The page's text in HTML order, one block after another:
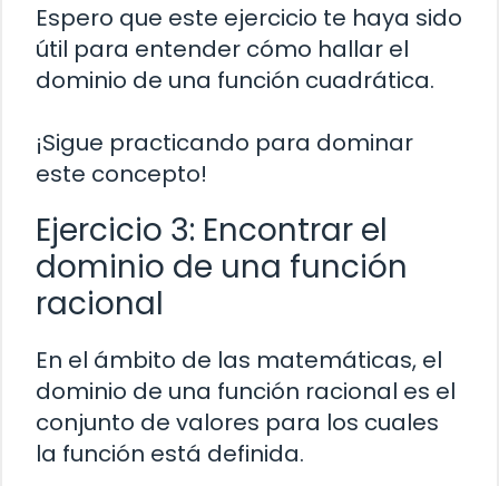
Espero que este ejercicio te haya sido
útil para entender cómo hallar el
dominio de una función cuadrática.
¡Sigue practicando para dominar
este concepto!
Ejercicio 3: Encontrar el
dominio de una función
racional
En el ámbito de las matemáticas, el
dominio de una función racional es el
conjunto de valores para los cuales
la función está definida.